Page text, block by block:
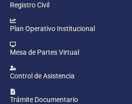
Registro Civil
Plan Operativo Institucional
Mesa de Partes Virtual
Control de Asistencia
Trámite Documentario